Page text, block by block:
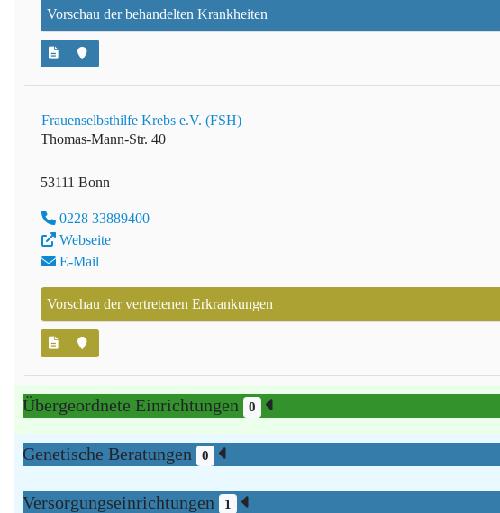
Vorschau der behandelten Krankheiten
Frauenselbsthilfe Krebs e.V. (FSH)
Thomas-Mann-Str. 40
53111 Bonn
0228 33889400
Webseite
E-Mail
Vorschau der vertretenen Erkrankungen
Übergeordnete Einrichtungen 0
Genetische Beratungen 0
Versorgungseinrichtungen 1